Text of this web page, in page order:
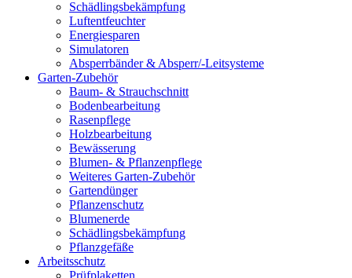
Schädlingsbekämpfung
Luftentfeuchter
Energiesparen
Simulatoren
Absperrbänder & Absperr/-Leitsysteme
Garten-Zubehör
Baum- & Strauchschnitt
Bodenbearbeitung
Rasenpflege
Holzbearbeitung
Bewässerung
Blumen- & Pflanzenpflege
Weiteres Garten-Zubehör
Gartendünger
Pflanzenschutz
Blumenerde
Schädlingsbekämpfung
Pflanzgefäße
Arbeitsschutz
Prüfplaketten